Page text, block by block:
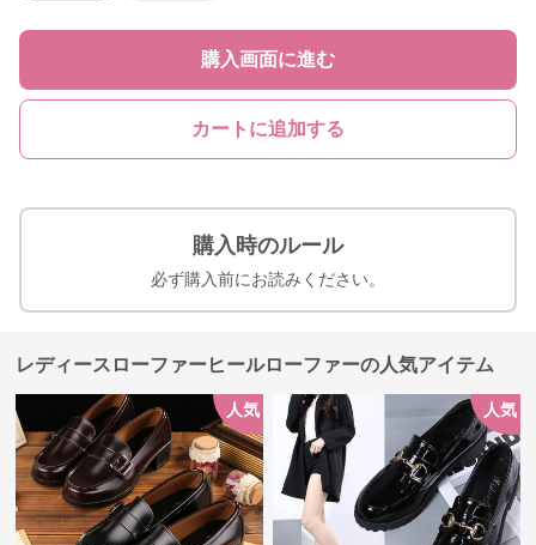
購入画面に進む
カートに追加する
購入時のルール
必ず購入前にお読みください。
レディースローファーヒールローファーの人気アイテム
人気 人気